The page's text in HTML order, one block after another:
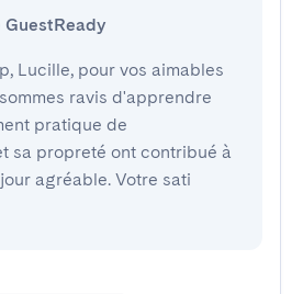
GuestReady
Lucille, pour vos aimables
ravis d'apprendre
pratique de
sa propreté ont contribué à
agréable. Votre sati